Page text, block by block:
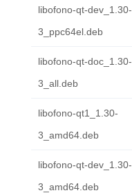
libofono-qt-dev_1.30-
3_ppc64el.deb
libofono-qt-doc_1.30-
3_all.deb
libofono-qt1_1.30-
3_amd64.deb
libofono-qt-dev_1.30-
3_amd64.deb